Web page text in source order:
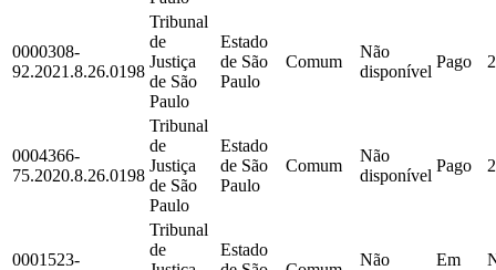
0000308-
92.2021.8.26.0198
Tribunal
de
Justiça
de São
Paulo
Estado
de São
Paulo
Comum
Não
disponível
Pago
0004366-
75.2020.8.26.0198
Tribunal
de
Justiça
de São
Paulo
Estado
de São
Paulo
Comum
Não
disponível
Pago
0001523-
Tribunal
de
Estado
Não
Em